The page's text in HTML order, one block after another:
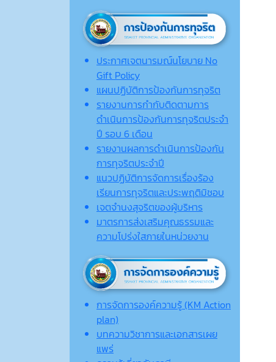
ประกาศเจตนารมณ์นโยบาย No
Gift Policy
แผนปฏิบัติการป้องกันการทุจริต
รายงานการกำกับติดตามการ
ดำเนินการป้องกันการทุจริตประจำ
ปี รอบ 6 เดือน
รายงานผลการดำเนินการป้องกัน
การทุจริตประจำปี
แนวปฏิบัติการจัดการเรื่องร้อง
เรียนการทุจริตและประพฤติมิชอบ
เจตจํานงสุจริตของผู้บริหาร
มาตรการส่งเสริมคุณธรรมและ
ความโปร่งใสภายในหน่วยงาน
การจัดการองค์ความรู้ (KM Action
plan)
บทความวิชาการและเอกสารเผย
แพร่